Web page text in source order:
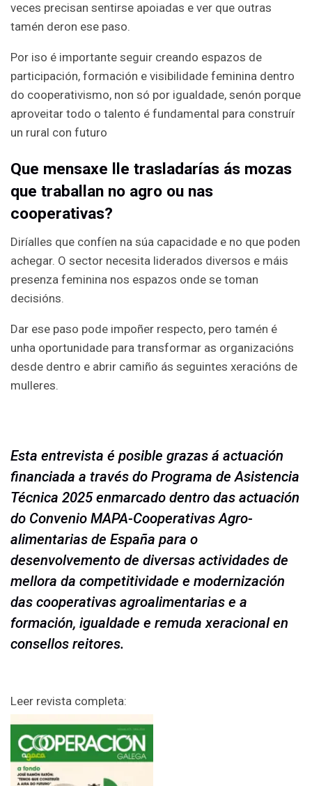
veces precisan sentirse apoiadas e ver que outras
tamén deron ese paso.
Por iso é importante seguir creando espazos de
participación, formación e visibilidade feminina dentro
do cooperativismo, non só por igualdade, senón porque
aproveitar todo o talento é fundamental para construír
un rural con futuro
Que mensaxe lle trasladarías ás mozas
que traballan no agro ou nas
cooperativas?
Diríalles que confíen na súa capacidade e no que poden
achegar. O sector necesita liderados diversos e máis
presenza feminina nos espazos onde se toman
decisións.
Dar ese paso pode impoñer respecto, pero tamén é
unha oportunidade para transformar as organizacións
desde dentro e abrir camiño ás seguintes xeracións de
mulleres.
Esta entrevista é posible grazas á actuación
financiada a través do Programa de Asistencia
Técnica 2025 enmarcado dentro das actuación
do Convenio MAPA-Cooperativas Agro-
alimentarias de España para o
desenvolvemento de diversas actividades de
mellora da competitividade e modernización
das cooperativas agroalimentarias e a
formación, igualdade e remuda xeracional en
consellos reitores.
Leer revista completa: